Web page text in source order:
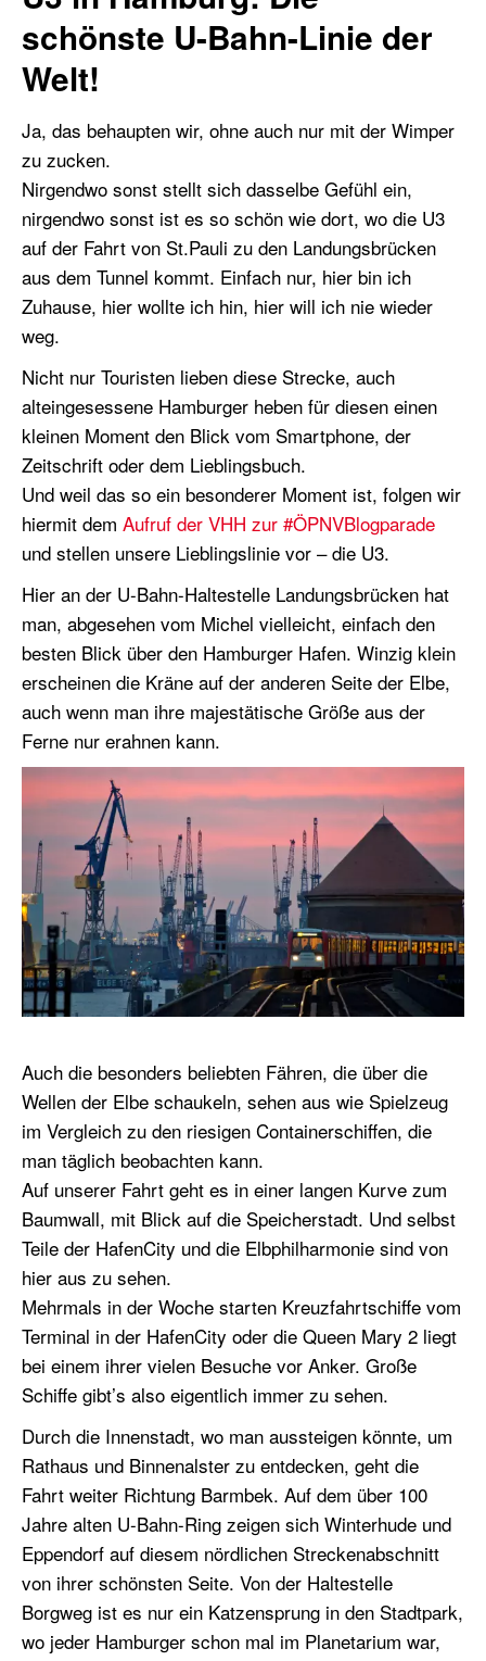
schönste U-Bahn-Linie der
Welt!
Ja, das behaupten wir, ohne auch nur mit der Wimper
zu zucken.
Nirgendwo sonst stellt sich dasselbe Gefühl ein,
nirgendwo sonst ist es so schön wie dort, wo die U3
auf der Fahrt von St.Pauli zu den Landungsbrücken
aus dem Tunnel kommt. Einfach nur, hier bin ich
Zuhause, hier wollte ich hin, hier will ich nie wieder
weg.
Nicht nur Touristen lieben diese Strecke, auch
alteingesessene Hamburger heben für diesen einen
kleinen Moment den Blick vom Smartphone, der
Zeitschrift oder dem Lieblingsbuch.
Und weil das so ein besonderer Moment ist, folgen wir
hiermit dem Aufruf der VHH zur #ÖPNVBlogparade
und stellen unsere Lieblingslinie vor – die U3.
Hier an der U-Bahn-Haltestelle Landungsbrücken hat
man, abgesehen vom Michel vielleicht, einfach den
besten Blick über den Hamburger Hafen. Winzig klein
erscheinen die Kräne auf der anderen Seite der Elbe,
auch wenn man ihre majestätische Größe aus der
Ferne nur erahnen kann.
Auch die besonders beliebten Fähren, die über die
Wellen der Elbe schaukeln, sehen aus wie Spielzeug
im Vergleich zu den riesigen Containerschiffen, die
man täglich beobachten kann.
Auf unserer Fahrt geht es in einer langen Kurve zum
Baumwall, mit Blick auf die Speicherstadt. Und selbst
Teile der HafenCity und die Elbphilharmonie sind von
hier aus zu sehen.
Mehrmals in der Woche starten Kreuzfahrtschiffe vom
Terminal in der HafenCity oder die Queen Mary 2 liegt
bei einem ihrer vielen Besuche vor Anker. Große
Schiffe gibt’s also eigentlich immer zu sehen.
Durch die Innenstadt, wo man aussteigen könnte, um
Rathaus und Binnenalster zu entdecken, geht die
Fahrt weiter Richtung Barmbek. Auf dem über 100
Jahre alten U-Bahn-Ring zeigen sich Winterhude und
Eppendorf auf diesem nördlichen Streckenabschnitt
von ihrer schönsten Seite. Von der Haltestelle
Borgweg ist es nur ein Katzensprung in den Stadtpark,
wo jeder Hamburger schon mal im Planetarium war,